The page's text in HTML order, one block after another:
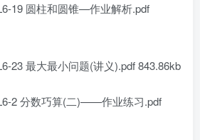
圆柱和圆锥—作业解析.pdf
最大最小问题(讲义).pdf 843.86kb
分数巧算(二)——作业练习.pdf